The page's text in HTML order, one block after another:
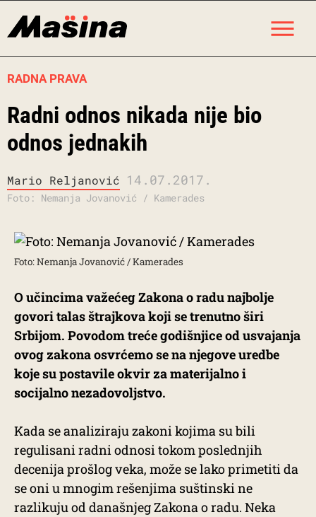
RADNA PRAVA
Radni odnos nikada nije bio
odnos jednakih
Mario Reljanović 14.07.2017.
Foto: Nemanja Jovanović / Kamerades
Foto: Nemanja Jovanović / Kamerades
O učincima važećeg Zakona o radu najbolje
govori talas štrajkova koji se trenutno širi
Srbijom. Povodom treće godišnjice od usvajanja
ovog zakona osvrćemo se na njegove uredbe
koje su postavile okvir za materijalno i
socijalno nezadovoljstvo.
Kada se analiziraju zakoni kojima su bili
regulisani radni odnosi tokom poslednjih
decenija prošlog veka, može se lako primetiti da
se oni u mnogim rešenjima suštinski ne
razlikuju od današnjeg Zakona o radu. Neka